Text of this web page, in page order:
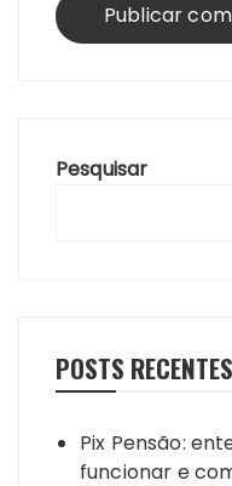
Pesquisar
POSTS RECENTES
Pix Pensão:
funcionar e